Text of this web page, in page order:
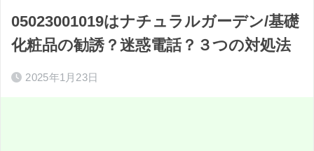
05023001019はナチュラルガーデン/基礎
化粧品の勧誘？迷惑電話？３つの対処法
2025年1月23日